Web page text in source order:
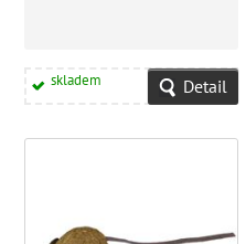
skladem Detail